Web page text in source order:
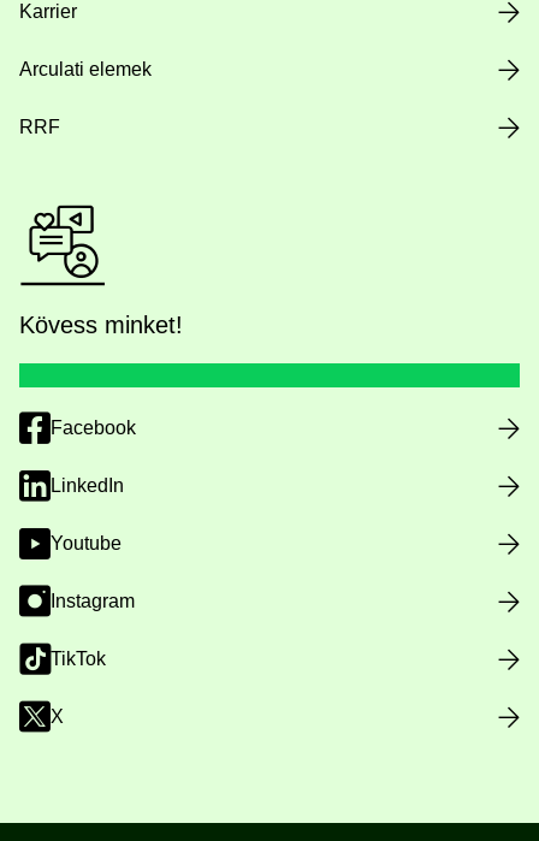
Karrier
Arculati elemek
RRF
Kövess minket!
Facebook
LinkedIn
Youtube
Instagram
TikTok
X